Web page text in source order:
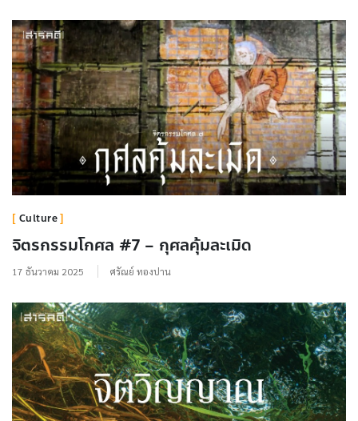
Culture
จิตรกรรมโกศล #7 – กุศลคุ้มละเมิด
17 ธันวาคม 2025 ศรัณย์ ทองปาน